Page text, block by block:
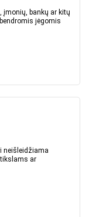
įmonių, bankų ar kitų
jėgomis
neišleidžiama
ar